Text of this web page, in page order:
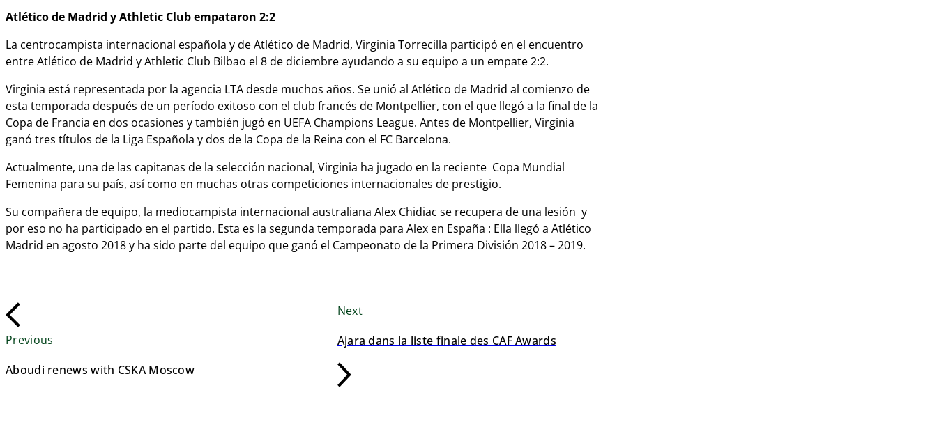
Atlético de Madrid y Athletic Club empataron 2:2
La centrocampista internacional española y de Atlético de Madrid, Virginia Torrecilla participó en el encuentro
entre Atlético de Madrid y Athletic Club Bilbao el 8 de diciembre ayudando a su equipo a un empate 2:2.
Virginia está representada por la agencia LTA desde muchos años. Se unió al Atlético de Madrid al comienzo de
esta temporada después de un perí­odo exitoso con el club francés de Montpellier, con el que llegó a la final de la
Copa de Francia en dos ocasiones y también jugó en UEFA Champions League. Antes de Montpellier, Virginia
ganó tres tí­tulos de la Liga Española y dos de la Copa de la Reina con el FC Barcelona.
Actualmente, una de las capitanas de la selección nacional, Virginia ha jugado en la reciente Copa Mundial
Femenina para su paí­s, así­ como en muchas otras competiciones internacionales de prestigio.
Su compañera de equipo, la mediocampista internacional australiana Alex Chidiac se recupera de una lesión y
por eso no ha participado en el partido. Esta es la segunda temporada para Alex en España : Ella llegó a Atlético
Madrid en agosto 2018 y ha sido parte del equipo que ganó el Campeonato de la Primera División 2018 – 2019.
Previous
Aboudi renews with CSKA Moscow
Next
Ajara dans la liste finale des CAF Awards